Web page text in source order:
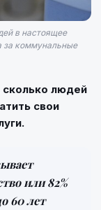
в настоящее
за коммунальные
людей
свои
или 82%
60 лет